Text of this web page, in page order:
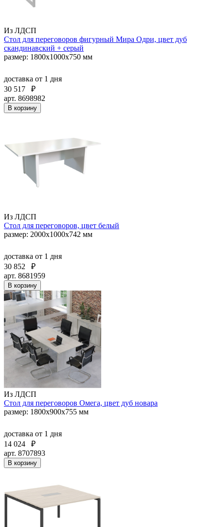
Из ЛДСП
Стол для переговоров фигурный Мира Одри, цвет дуб
скандинавский + серый
размер: 1800x1000x750 мм
доставка от 1 дня
30 517
₽
арт. 8698982
В корзину
Из ЛДСП
Стол для переговоров, цвет белый
размер: 2000х1000х742 мм
доставка от 1 дня
30 852
₽
арт. 8681959
В корзину
Из ЛДСП
Стол для переговоров Омега, цвет дуб новара
размер: 1800х900х755 мм
доставка от 1 дня
14 024
₽
арт. 8707893
В корзину